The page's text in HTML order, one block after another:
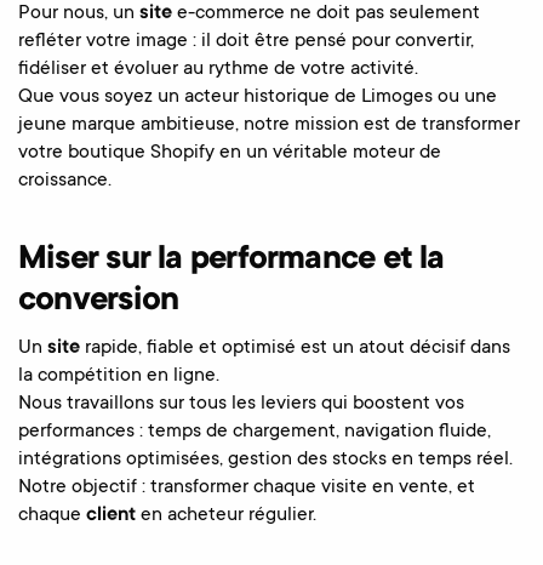
Pour nous, un site e-commerce ne doit pas seulement
refléter votre image : il doit être pensé pour convertir,
fidéliser et évoluer au rythme de votre activité.
Que vous soyez un acteur historique de Limoges ou une
jeune marque ambitieuse, notre mission est de transformer
votre boutique Shopify en un véritable moteur de
croissance.
Miser sur la performance et la
conversion
Un site rapide, fiable et optimisé est un atout décisif dans
la compétition en ligne.
Nous travaillons sur tous les leviers qui boostent vos
performances : temps de chargement, navigation fluide,
intégrations optimisées, gestion des stocks en temps réel.
Notre objectif : transformer chaque visite en vente, et
chaque client en acheteur régulier.